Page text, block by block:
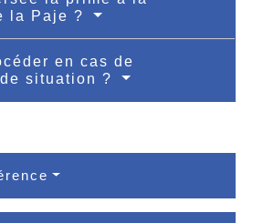
la Paje ?
en cas de
situation ?